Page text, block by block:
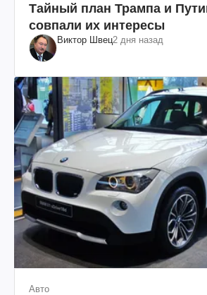
Тайный план Трампа и
совпали их интересы
Виктор Швец2 дня назад
Авто